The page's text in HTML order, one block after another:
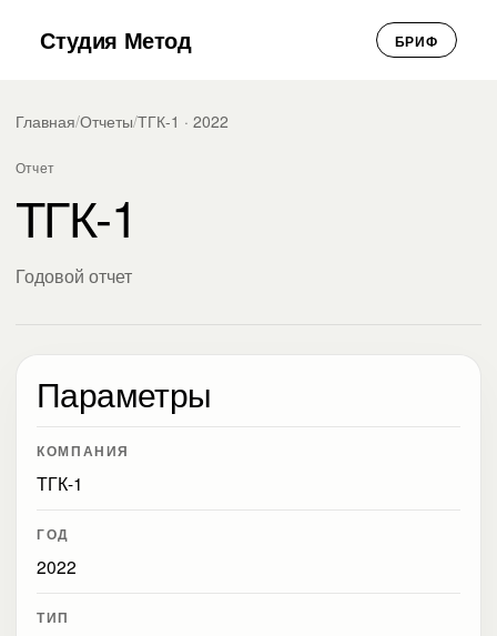
Студия Метод БРИФ
Главная/Отчеты/ТГК-1 · 2022
Отчет
ТГК-1
Годовой отчет
Параметры
КОМПАНИЯ
ТГК-1
ГОД
2022
ТИП